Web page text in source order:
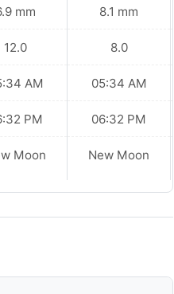
mm
12.0
AM
PM
Moon
8.1 mm
8.0
05:34 AM
06:32 PM
New Moon